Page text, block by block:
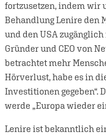
fortzusetzen, indem wir
Behandlung Lenire den
und den USA zugänglich
Gründer und CEO von
betrachtet mehr
Hörverlust, habe es in
Investitionen gegeben“.
werde „Europa wieder
Lenire ist bekanntlich